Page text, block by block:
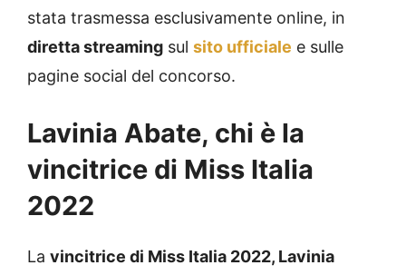
stata trasmessa esclusivamente online, in
diretta streaming sul sito ufficiale e sulle
pagine social del concorso.
Lavinia Abate, chi è la
vincitrice di Miss Italia
2022
La vincitrice di Miss Italia 2022, Lavinia